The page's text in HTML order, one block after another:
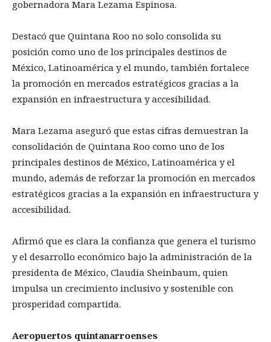
gobernadora Mara Lezama Espinosa.
Destacó que Quintana Roo no solo consolida su
posición como uno de los principales destinos de
México, Latinoamérica y el mundo, también fortalece
la promoción en mercados estratégicos gracias a la
expansión en infraestructura y accesibilidad.
Mara Lezama aseguró que estas cifras demuestran la
consolidación de Quintana Roo como uno de los
principales destinos de México, Latinoamérica y el
mundo, además de reforzar la promoción en mercados
estratégicos gracias a la expansión en infraestructura y
accesibilidad.
Afirmó que es clara la confianza que genera el turismo
y el desarrollo económico bajo la administración de la
presidenta de México, Claudia Sheinbaum, quien
impulsa un crecimiento inclusivo y sostenible con
prosperidad compartida.
Aeropuertos quintanarroenses